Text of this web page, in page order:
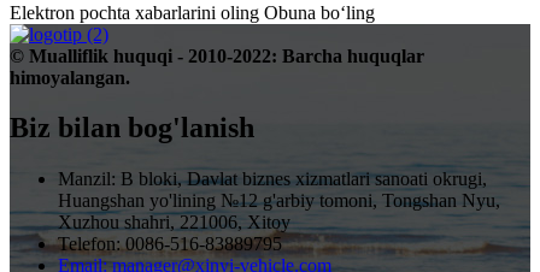
Elektron pochta xabarlarini oling Obuna boʻling
© Mualliflik huquqi - 2010-2022: Barcha huquqlar
himoyalangan.
Biz bilan bog'lanish
Manzil: B bloki, Davlat biznes xizmatlari sanoati okrugi,
Huangshan yo'lining №12 g'arbiy tomoni, Tongshan Nyu,
Xuzhou shahri, 221006, Xitoy
Telefon: 0086-516-83889795
Email: manager@xinyi-vehicle.com